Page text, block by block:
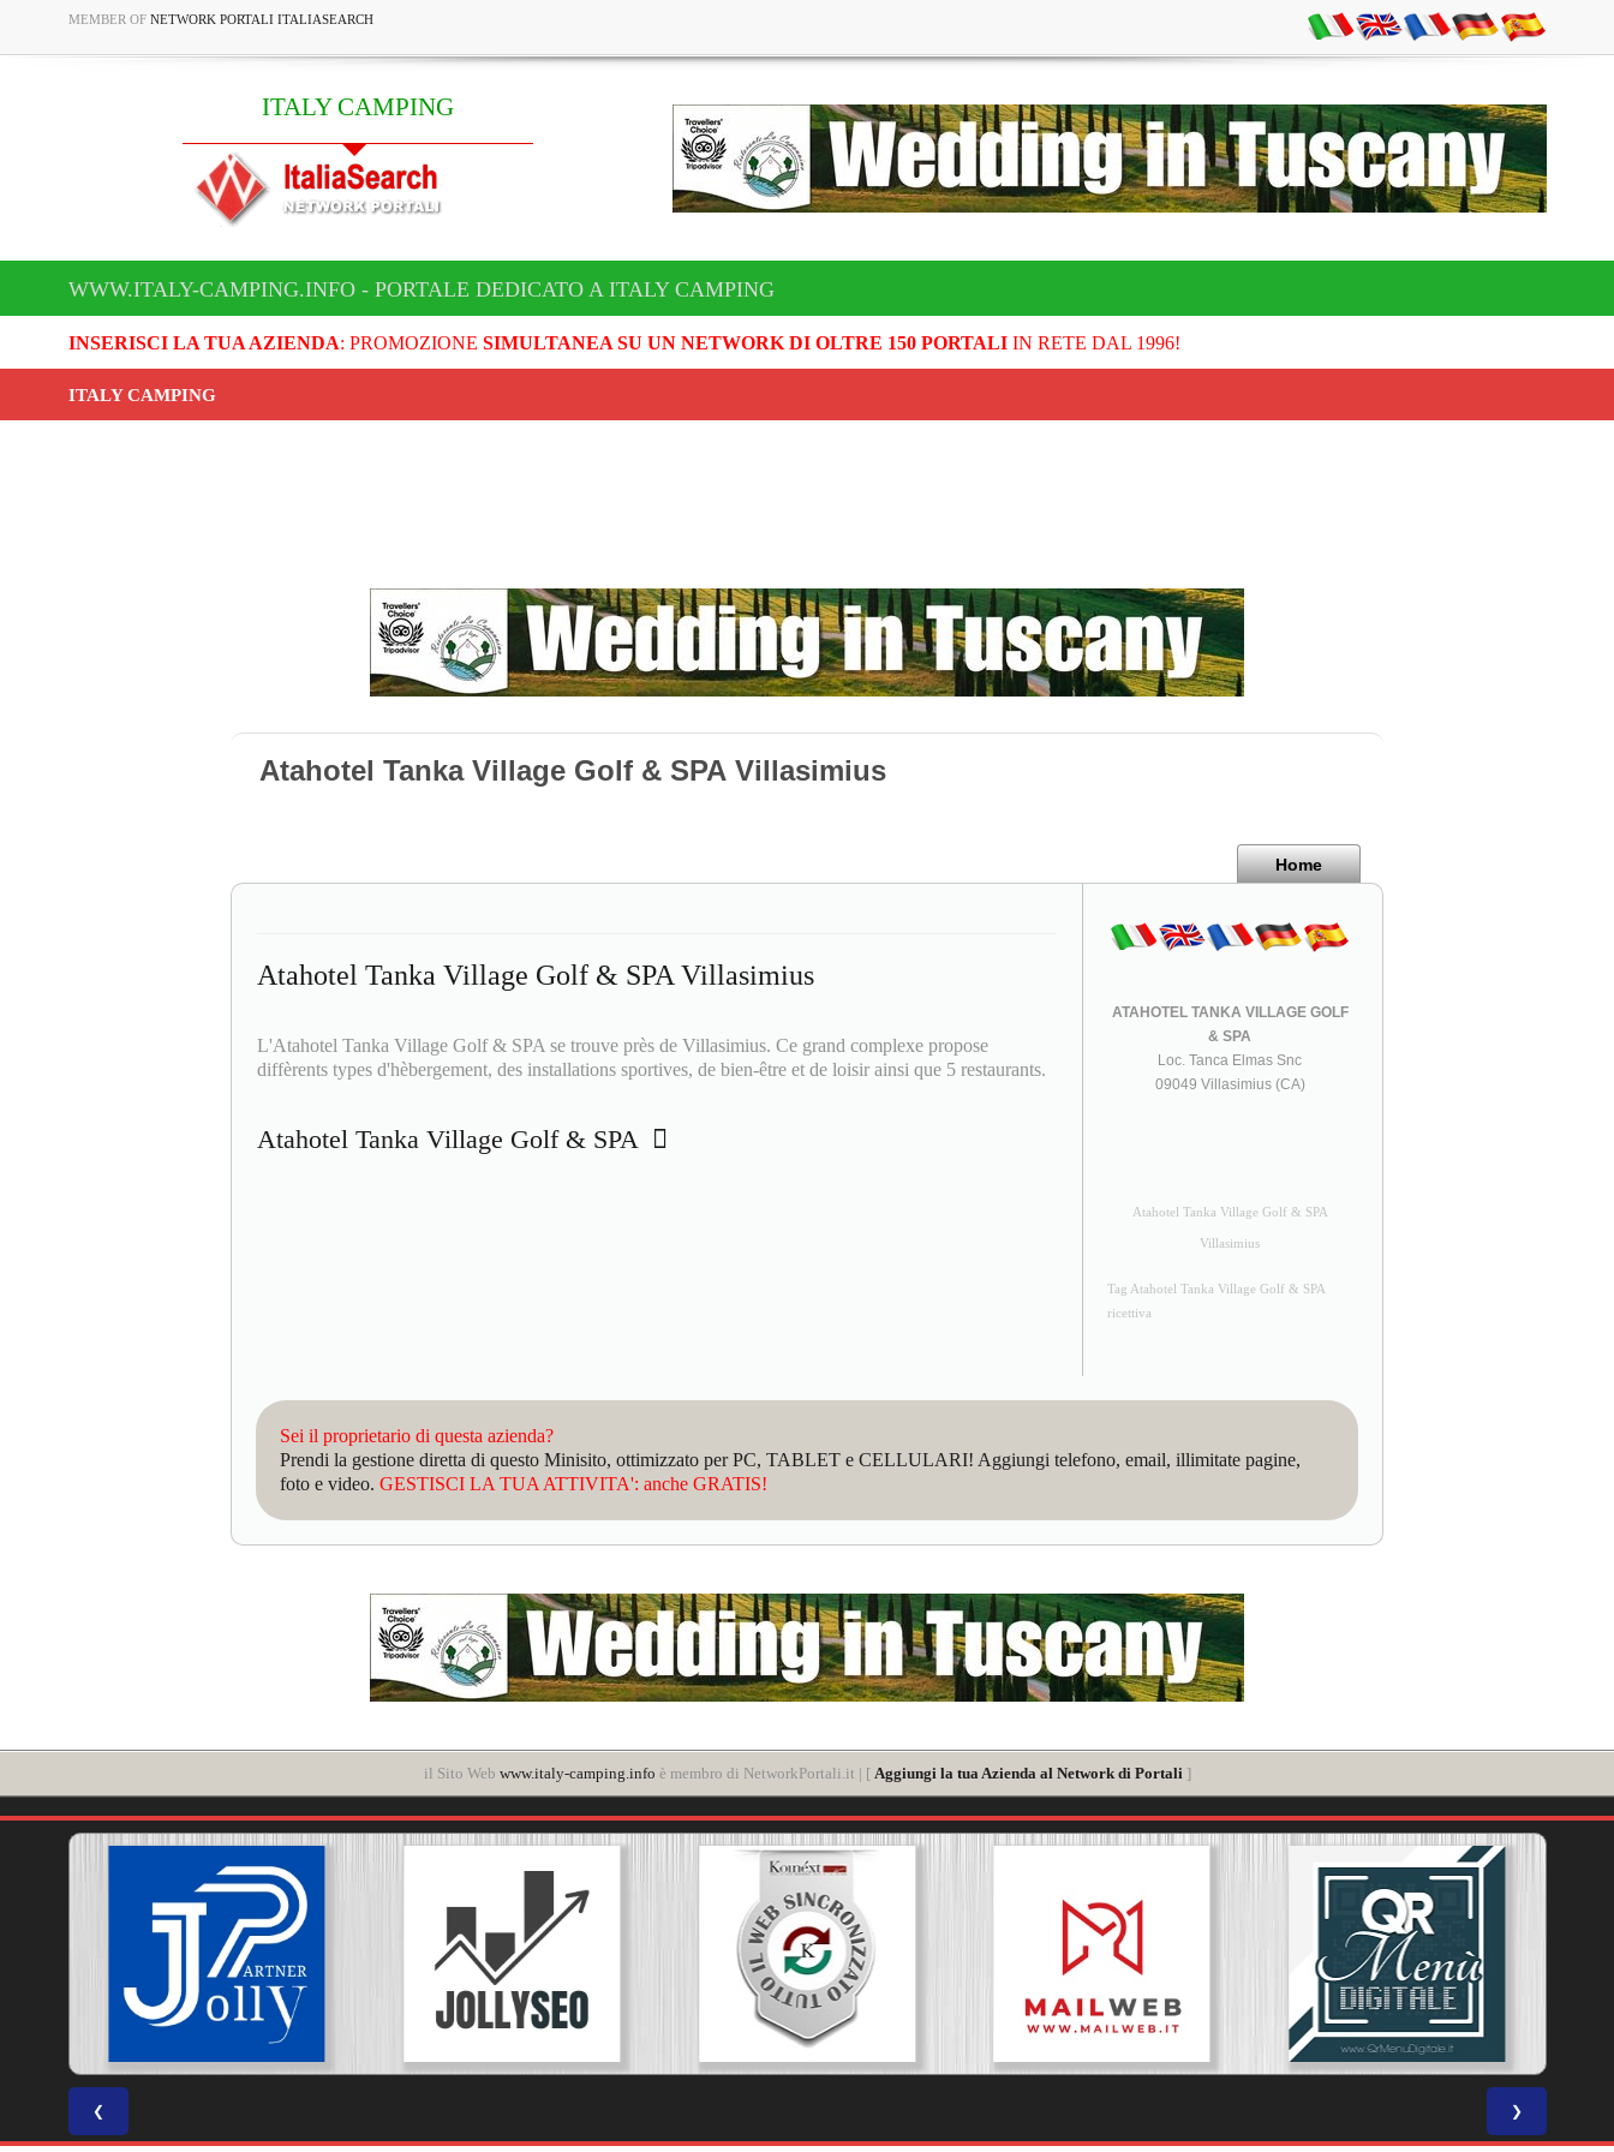
MEMBER OF NETWORK PORTALI ITALIASEARCH
ITALY CAMPING
WWW.ITALY-CAMPING.INFO - PORTALE DEDICATO A ITALY CAMPING
INSERISCI LA TUA AZIENDA: PROMOZIONE SIMULTANEA SU UN NETWORK DI OLTRE 150 PORTALIIN RETE DAL 1996!
ITALY CAMPING
Atahotel Tanka Village Golf & SPA Villasimius
Home
Atahotel Tanka Village Golf & SPA Villasimius
L'Atahotel Tanka Village Golf & SPA se trouve près de Villasimius. Ce grand complexe propose
diffèrents types d'hèbergement, des installations sportives, de bien-être et de loisir ainsi que 5 restaurants.
Atahotel Tanka Village Golf & SPA
ATAHOTEL TANKA VILLAGE GOLF
& SPA
Loc. Tanca Elmas Snc
09049 Villasimius (CA)
Atahotel Tanka Village Golf & SPA
Villasimius
Tag Atahotel Tanka Village Golf & SPA
ricettiva
Sei il proprietario di questa azienda?
Prendi la gestione diretta di questo Minisito, ottimizzato per PC, TABLET e CELLULARI! Aggiungi telefono, email, illimitate pagine,
foto e video. GESTISCI LA TUA ATTIVITA': anche GRATIS!
il Sito Web www.italy-camping.info è membro di NetworkPortali.it | [ Aggiungi la tua Azienda al Network di Portali ]
❮ ❯